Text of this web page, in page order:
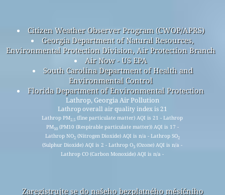
Citizen Weather Observer Program (CWOP/APRS)
Georgia Department of Natural Resources,
Environmental Protection Division, Air Protection Branch
Air Now - US EPA
South Carolina Department of Health and
Environmental Control
Florida Department of Environmental Protection
Lathrop, Georgia Air Pollution
Lathrop overall air quality index is 21
Lathrop PM2.5 (fine particulate matter) AQI is 21 - Lathrop
PM10(PM10 (Respirable particulate matter)) AQI is 17 -
Lathrop NO2(Nitrogen Dioxide) AQI is n/a - Lathrop SO2
(Sulphur Dioxide) AQI is 2 - Lathrop O3 (Ozone) AQI is n/a -
Lathrop CO (Carbon Monoxide) AQI is n/a -
Zaregistrujte se do našeho bezplatného měsíčního